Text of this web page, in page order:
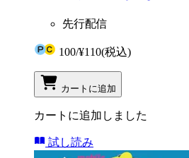
先行配信
100/¥110(税込)
カートに追加
カートに追加しました
試し読み